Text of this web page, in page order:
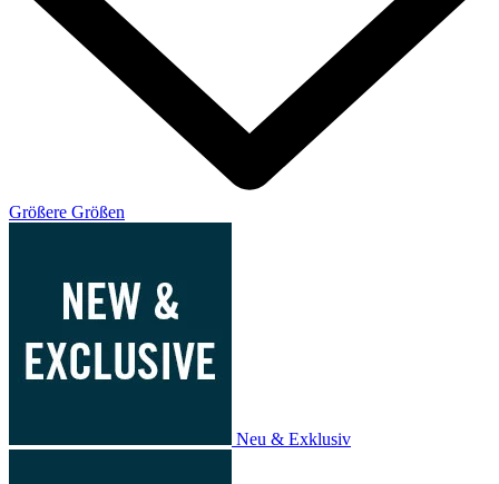
Größere Größen
Neu & Exklusiv